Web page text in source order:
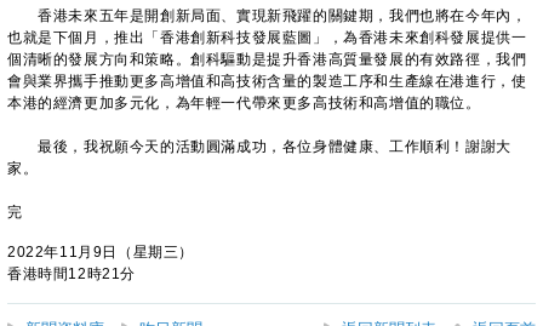
香港未來五年是開創新局面、實現新飛躍的關鍵期，我們也將在今年內，
也就是下個月，推出「香港創新科技發展藍圖」，為香港未來創科發展提供一
個清晰的發展方向和策略。創科驅動是提升香港高質量發展的有效路徑，我們
會與業界攜手推動更多高增值和高技術含量的製造工序和生產線在港進行，使
本港的經濟更加多元化，為年輕一代帶來更多高技術和高增值的職位。
最後，我祝願今天的活動圓滿成功，各位身體健康、工作順利！謝謝大
家。
完
2022年11月9日（星期三）
香港時間12時21分